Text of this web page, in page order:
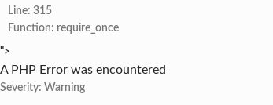
Line: 315
Function: require_once
">
A PHP Error was encountered
Severity: Warning